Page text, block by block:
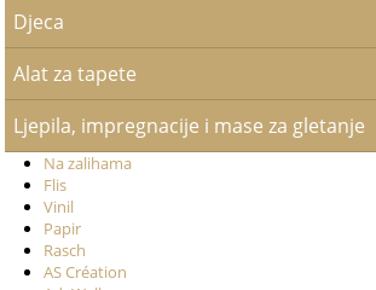
Djeca
Alat za tapete
Ljepila, impregnacije i mase za gletanje
Na zalihama
Flis
Vinil
Papir
Rasch
AS Création